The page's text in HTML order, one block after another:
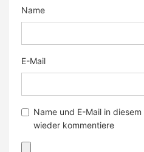
Name
E-Mail
Name und E-Mail in
wieder kommentiere